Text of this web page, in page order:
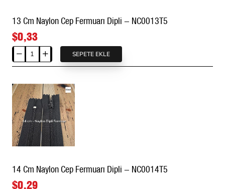
13 Cm Naylon Cep Fermuarı Dipli - NC0013T5
$0,33
13
Cm
Cep
Fermuarı
Dipli
-
NC0013T5
SEPETE EKLE
14 Cm Naylon Cep Fermuarı Dipli - NC0014T5
$0,29